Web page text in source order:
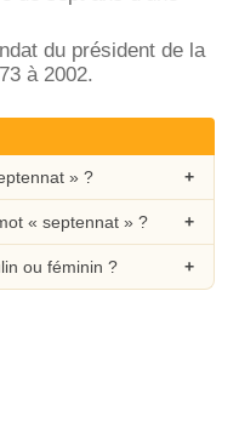
du président de la
à 2002.
» ?
« septennat » ?
ou féminin ?